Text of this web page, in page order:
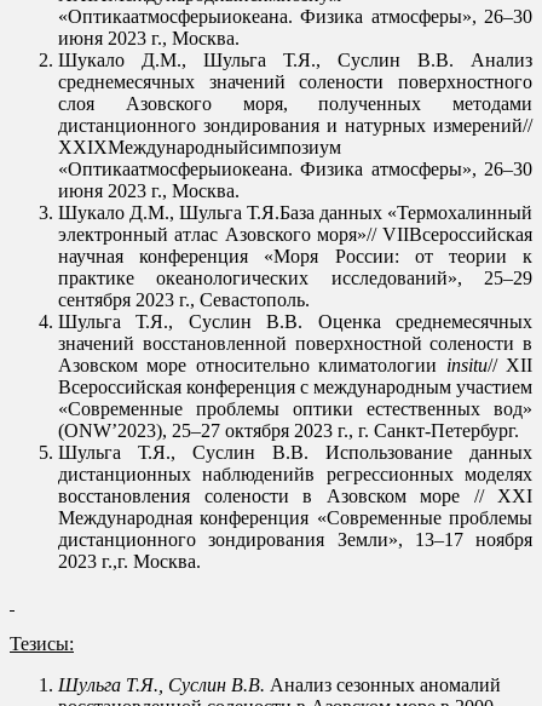
«Оптикаатмосферыиокеана. Физика атмосферы», 26–30
июня 2023 г., Москва.
Шукало Д.М., Шульга Т.Я., Суслин В.В. Анализ
среднемесячных значений солености поверхностного
слоя Азовского моря, полученных методами
дистанционного зондирования и натурных измерений//
XXIХМеждународныйсимпозиум
«Оптикаатмосферыиокеана. Физика атмосферы», 26–30
июня 2023 г., Москва.
Шукало Д.М., Шульга Т.Я.База данных «Термохалинный
электронный атлас Азовского моря»// VIIВсероссийская
научная конференция «Моря России: от теории к
практике океанологических исследований», 25–29
сентября 2023 г., Севастополь.
Шульга Т.Я., Суслин В.В. Оценка среднемесячных
значений восстановленной поверхностной солености в
Азовском море относительно климатологии insitu// XII
Всероссийская конференция с международным участием
«Современные проблемы оптики естественных вод»
(ONW’2023), 25–27 октября 2023 г., г. Санкт-Петербург.
Шульга Т.Я., Суслин В.В. Использование данных
дистанционных наблюденийв регрессионных моделях
восстановления солености в Азовском море // XXI
Международная конференция «Современные проблемы
дистанционного зондирования Земли», 13–17 ноября
2023 г.,г. Москва.
Тезисы:
Шульга Т.Я., Суслин В.В. Анализ сезонных аномалий